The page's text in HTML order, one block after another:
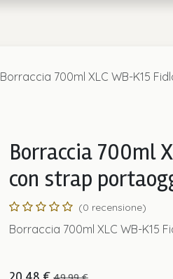
Borraccia 700ml XLC WB-K15
Borraccia 700ml
con strap
(0 recensione)
Borraccia 700ml XLC WB-K15